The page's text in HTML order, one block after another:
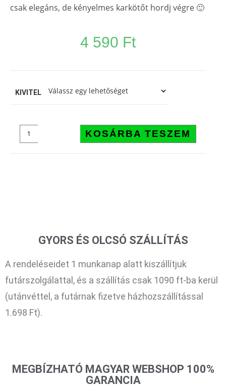
csak elegáns, de kényelmes karkötőt hordj végre 🙂
4 590 Ft
KIVITEL
KOSÁRBA TESZEM
GYORS ÉS OLCSÓ SZÁLLÍTÁS
A rendeléseidet 1 munkanap alatt kiszállítjuk
futárszolgálattal, és a szállítás csak 1090 ft-ba kerül
(utánvéttel, a futárnak fizetve házhozszállítással
1.698 Ft).
MEGBÍZHATÓ MAGYAR WEBSHOP 100%
GARANCIA